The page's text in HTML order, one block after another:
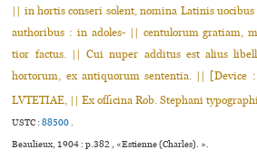
|| in hortis conseri solent, nomina Latinis
authoribus : in adoles- || centulorum gratiam,
tior factus. || Cui nuper additus est alius
hortorum, ex antiquorum sententia. || [Device :
LVTETIAE, || Ex officina Rob. Stephani
USTC :88500.
Beaulieux, 1904 : p.382 , «Estienne (Charles). ».